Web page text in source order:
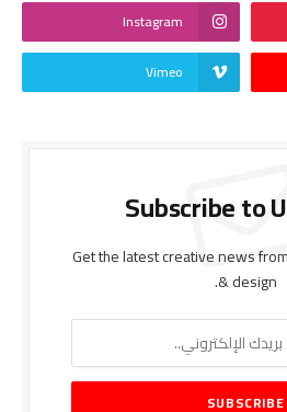
Instagram
Vimeo
Subscribe to
Get the latest creative news
& design.